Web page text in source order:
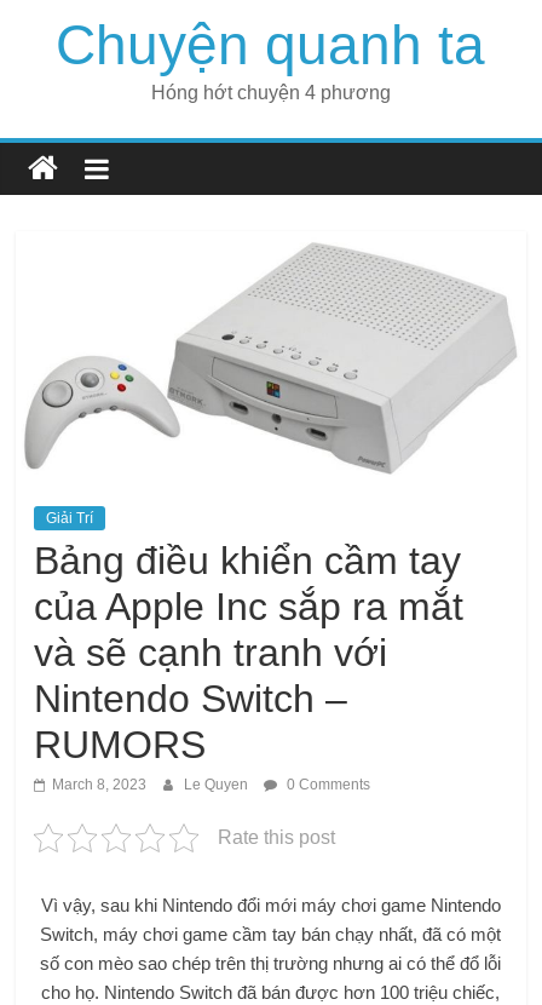
Chuyện quanh ta
Hóng hớt chuyện 4 phương
Giải Trí
Bảng điều khiển cầm tay
của Apple Inc sắp ra mắt
và sẽ cạnh tranh với
Nintendo Switch –
RUMORS
March 8, 2023 Le Quyen 0 Comments
Rate this post
Vì vậy, sau khi Nintendo đổi mới máy chơi game Nintendo
Switch, máy chơi game cầm tay bán chạy nhất, đã có một
số con mèo sao chép trên thị trường nhưng ai có thể đổ lỗi
cho họ. Nintendo Switch đã bán được hơn 100 triệu chiếc,